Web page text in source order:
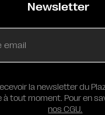
Newsletter
RGPD
la newsletter du
à tout moment. Pour en
nos CGU.